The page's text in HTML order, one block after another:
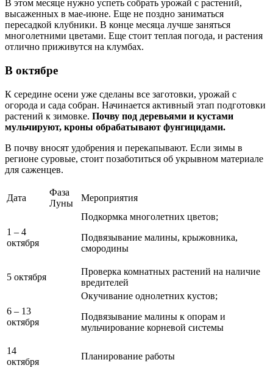
В этом месяце нужно успеть собрать урожай с растений,
высаженных в мае-июне. Еще не поздно заниматься
пересадкой клубники. В конце месяца лучше заняться
многолетними цветами. Еще стоит теплая погода, и растения
отлично приживутся на клумбах.
В октябре
К середине осени уже сделаны все заготовки, урожай с
огорода и сада собран. Начинается активный этап подготовки
растений к зимовке. Почву под деревьями и кустами
мульчируют, кроны обрабатывают фунгицидами.
В почву вносят удобрения и перекапывают. Если зимы в
регионе суровые, стоит позаботиться об укрывном материале
для саженцев.
Дата
Фаза
Луны
Мероприятия
1 – 4
октября
Подкормка многолетних цветов;
Подвязывание малины, крыжовника,
смородины
5 октября
Проверка комнатных растений на наличие
вредителей
6 – 13
октября
Окучивание однолетних кустов;
Подвязывание малины к опорам и
мульчирование корневой системы
14
октября
Планирование работы